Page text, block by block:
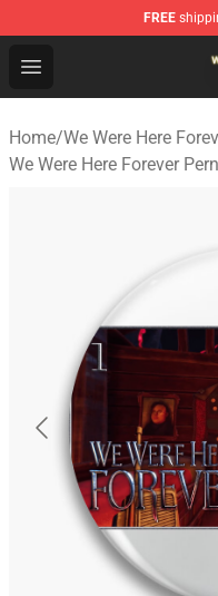
FREE
Open menu
We Were Here
Home/We Were Here
We Were Here Forever